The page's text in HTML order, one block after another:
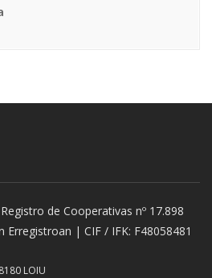
de Cooperativas nº 17.898
Erregistroan | CIF / IFK: F48058481
LOIU